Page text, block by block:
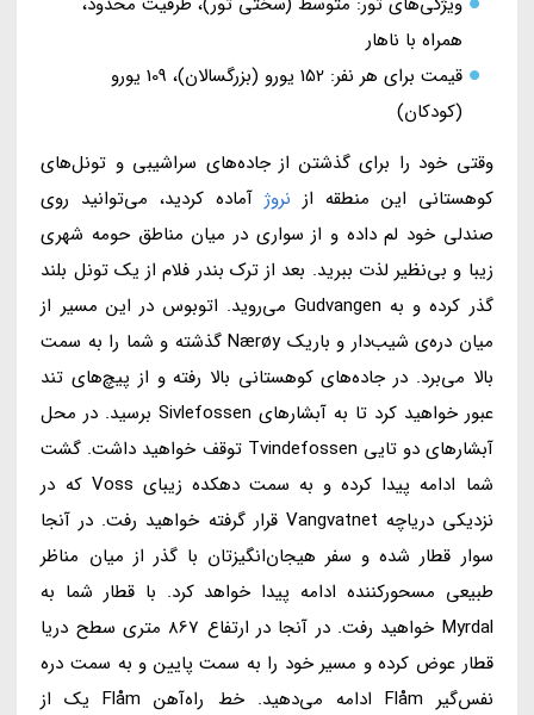
همراه با ناهار
قیمت برای هر نفر: 152 یورو (بزرگسالان)، 109 یورو
(کودکان)
وقتی خود را برای گذشتن از جاده‌های سراشیبی و تونل‌های
کوهستانی این منطقه از نروژآماده کردید، می‌توانید روی
صندلی خود لم داده و از سواری در میان مناطق حومه شهری
زیبا و بی‌نظیر لذت ببرید. بعد از ترک بندر فلام از یک تونل بلند
گذر کرده و به Gudvangen می‌روید. اتوبوس در این مسیر از
میان دره‌ی شیب‌دار و باریک Nærøy گذشته و شما را به سمت
بالا می‌برد. در جاده‌های کوهستانی بالا رفته و از پیچ‌های تند
عبور خواهید کرد تا به آبشارهای Sivlefossen برسید. در محل
آبشارهای دو تایی Tvindefossen توقف خواهید داشت. گشت
شما ادامه پیدا کرده و به سمت دهکده زیبای Voss که در
نزدیکی دریاچه Vangvatnet قرار گرفته خواهید رفت. در آنجا
سوار قطار شده و سفر هیجان‌انگیزتان با گذر از میان مناظر
طبیعی مسحورکننده ادامه پیدا خواهد کرد. با قطار شما به
Myrdal خواهید رفت. در آنجا در ارتفاع 867 متری سطح دریا
قطار عوض کرده و مسیر خود را به سمت پایین و به سمت دره
نفس‌گیر Flåm ادامه می‌دهید. خط راه‌آهن Flåm یک از